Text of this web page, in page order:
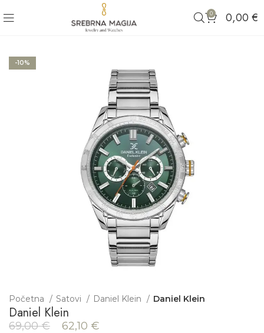
0 0,00 €
-10%
Početna Satovi Daniel Klein Daniel Klein
Daniel Klein
69,00€ 62,10 €